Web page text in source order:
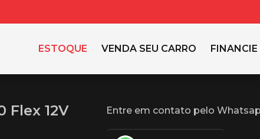
ESTOQUE VENDA SEU CARRO FINANCIE
Flex 12V
Entre em contato pelo